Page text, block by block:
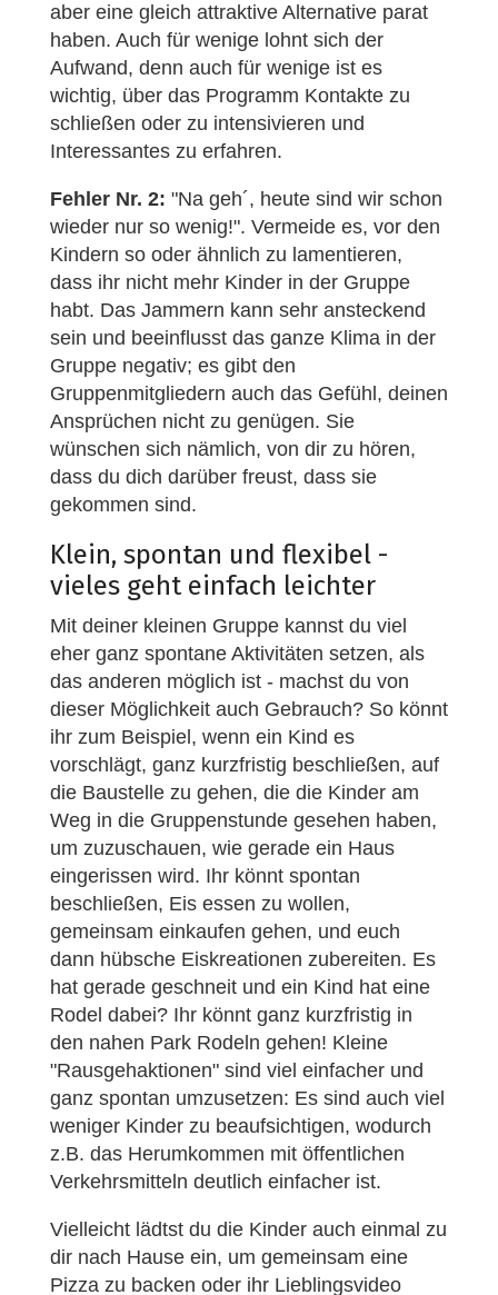
aber eine gleich attraktive Alternative parat
haben. Auch für wenige lohnt sich der
Aufwand, denn auch für wenige ist es
wichtig, über das Programm Kontakte zu
schließen oder zu intensivieren und
Interessantes zu erfahren.
Fehler Nr. 2: "Na geh´, heute sind wir schon
wieder nur so wenig!". Vermeide es, vor den
Kindern so oder ähnlich zu lamentieren,
dass ihr nicht mehr Kinder in der Gruppe
habt. Das Jammern kann sehr ansteckend
sein und beeinflusst das ganze Klima in der
Gruppe negativ; es gibt den
Gruppenmitgliedern auch das Gefühl, deinen
Ansprüchen nicht zu genügen. Sie
wünschen sich nämlich, von dir zu hören,
dass du dich darüber freust, dass sie
gekommen sind.
Klein, spontan und flexibel -
vieles geht einfach leichter
Mit deiner kleinen Gruppe kannst du viel
eher ganz spontane Aktivitäten setzen, als
das anderen möglich ist - machst du von
dieser Möglichkeit auch Gebrauch? So könnt
ihr zum Beispiel, wenn ein Kind es
vorschlägt, ganz kurzfristig beschließen, auf
die Baustelle zu gehen, die die Kinder am
Weg in die Gruppenstunde gesehen haben,
um zuzuschauen, wie gerade ein Haus
eingerissen wird. Ihr könnt spontan
beschließen, Eis essen zu wollen,
gemeinsam einkaufen gehen, und euch
dann hübsche Eiskreationen zubereiten. Es
hat gerade geschneit und ein Kind hat eine
Rodel dabei? Ihr könnt ganz kurzfristig in
den nahen Park Rodeln gehen! Kleine
"Rausgehaktionen" sind viel einfacher und
ganz spontan umzusetzen: Es sind auch viel
weniger Kinder zu beaufsichtigen, wodurch
z.B. das Herumkommen mit öffentlichen
Verkehrsmitteln deutlich einfacher ist.
Vielleicht lädtst du die Kinder auch einmal zu
dir nach Hause ein, um gemeinsam eine
Pizza zu backen oder ihr Lieblingsvideo